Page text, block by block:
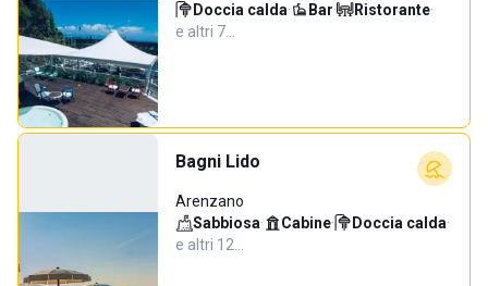
Doccia calda· Bar· Ristorante·
e altri 7…
Bagni Lido
Arenzano
Sabbiosa· Cabine· Doccia calda·
e altri 12…